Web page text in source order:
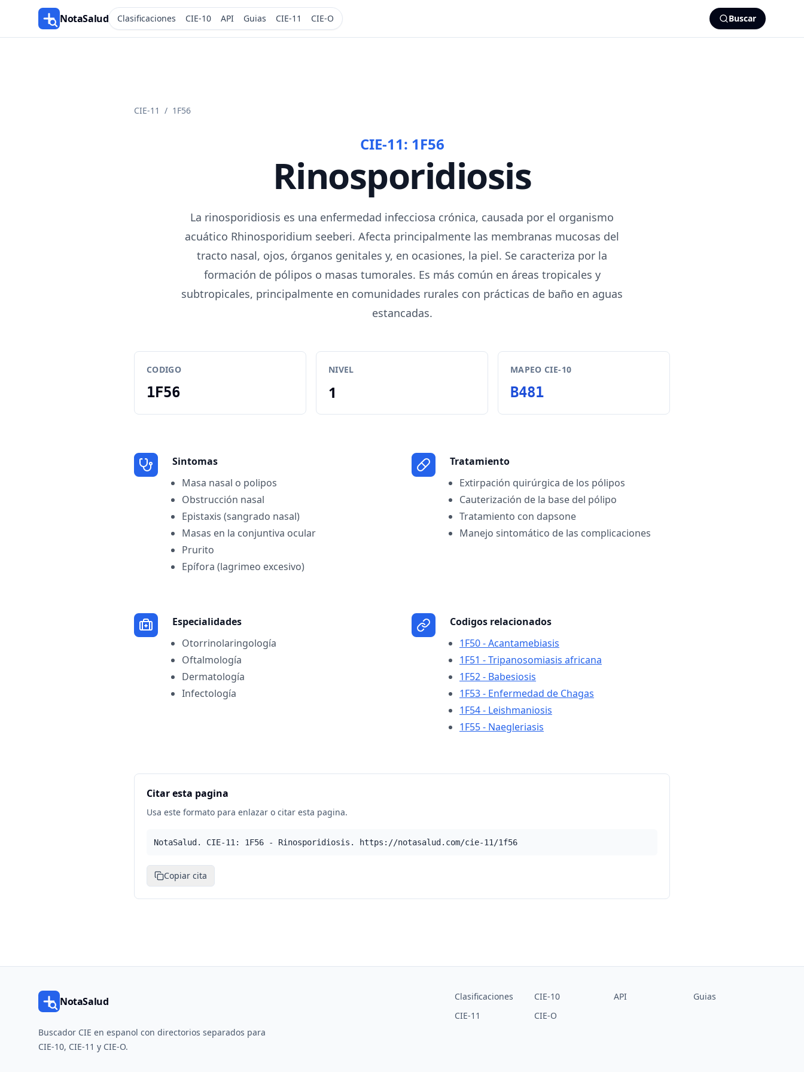
NotaSalud Clasificaciones CIE-10 API Guias CIE-11 CIE-O Buscar
CIE-11 / 1F56
CIE-11: 1F56
Rinosporidiosis
La rinosporidiosis es una enfermedad infecciosa crónica, causada por el organismo
acuático Rhinosporidium seeberi. Afecta principalmente las membranas mucosas del
tracto nasal, ojos, órganos genitales y, en ocasiones, la piel. Se caracteriza por la
formación de pólipos o masas tumorales. Es más común en áreas tropicales y
subtropicales, principalmente en comunidades rurales con prácticas de baño en aguas
estancadas.
CODIGO
1F56
NIVEL
1
MAPEO CIE-10
B481
Sintomas
Masa nasal o polipos
Obstrucción nasal
Epistaxis (sangrado nasal)
Masas en la conjuntiva ocular
Prurito
Epífora (lagrimeo excesivo)
Tratamiento
Extirpación quirúrgica de los pólipos
Cauterización de la base del pólipo
Tratamiento con dapsone
Manejo sintomático de las complicaciones
Especialidades
Otorrinolaringología
Oftalmología
Dermatología
Infectología
Codigos relacionados
1F50 - Acantamebiasis
1F51 - Tripanosomiasis africana
1F52 - Babesiosis
1F53 - Enfermedad de Chagas
1F54 - Leishmaniosis
1F55 - Naegleriasis
Citar esta pagina
Usa este formato para enlazar o citar esta pagina.
NotaSalud. CIE-11: 1F56 - Rinosporidiosis. https://notasalud.com/cie-11/1f56
Copiar cita
NotaSalud
Buscador CIE en espanol con directorios separados para
CIE-10, CIE-11 y CIE-O.
Clasificaciones CIE-10 API
Guias
CIE-11
CIE-O